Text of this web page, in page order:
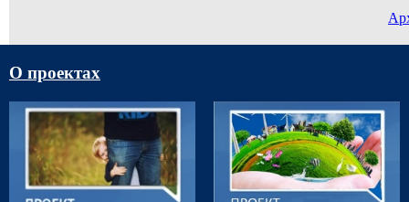
О проектах